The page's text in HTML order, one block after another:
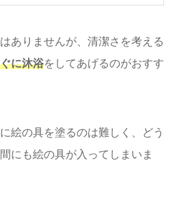
ありませんが、清潔さを考える
に沐浴をしてあげるのがおすす
絵の具を塗るのは難しく、どう
にも絵の具が入ってしまいま